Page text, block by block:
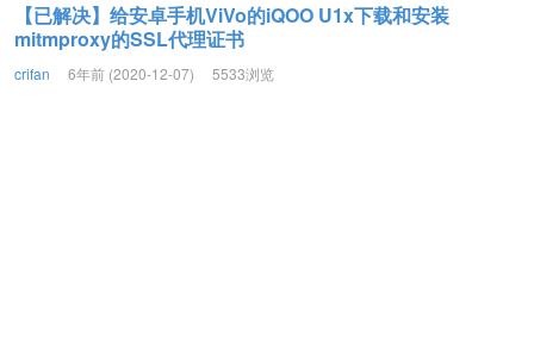
【已解决】给安卓手机ViVo的iQOO U1x下载和安装
mitmproxy的SSL代理证书
crifan 6年前 (2020-12-07) 5533浏览